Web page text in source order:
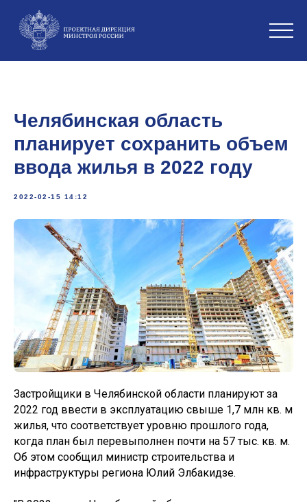
Челябинская область
планирует сохранить объем
ввода жилья в 2022 году
2022-02-15 14:12
Застройщики в Челябинской области планируют за
2022 год ввести в эксплуатацию свыше 1,7 млн кв. м
жилья, что соответствует уровню прошлого года,
когда план был перевыполнен почти на 57 тыс. кв. м.
Об этом сообщил министр строительства и
инфраструктуры региона Юлий Элбакидзе.